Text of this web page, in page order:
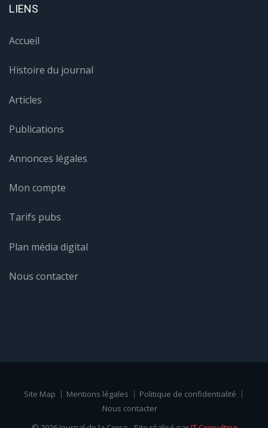
LIENS
Accueil
Histoire du journal
Articles
Publications
Annonces légales
Mon compte
Tarifs pubs
Plan média digital
Nous contacter
Site Map Mentions légales
Politique de confidentialité
Nous contacter